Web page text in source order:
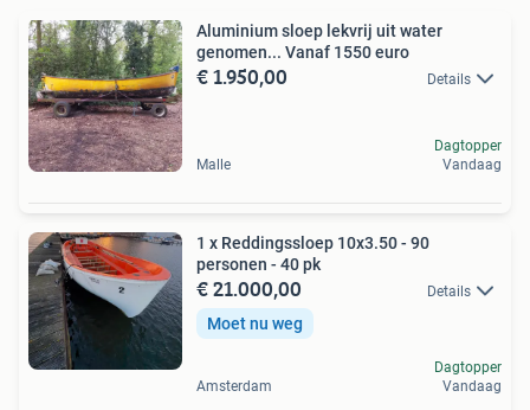
Aluminium sloep lekvrij uit water
genomen... Vanaf 1550 euro
€ 1.950,00 Details
Malle
Dagtopper
Vandaag
1 x Reddingssloep 10x3.50 - 90
personen - 40 pk
€ 21.000,00 Details
Moet nu weg
Amsterdam
Dagtopper
Vandaag